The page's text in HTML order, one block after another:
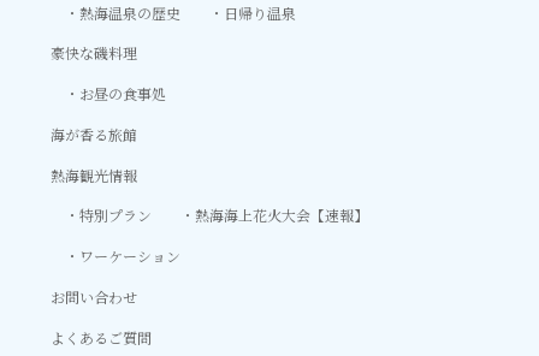
熱海温泉の歴史
日帰り温泉
豪快な磯料理
お昼の食事処
海が香る旅館
熱海観光情報
特別プラン
熱海海上花火大会【速報】
ワーケーション
お問い合わせ
よくあるご質問